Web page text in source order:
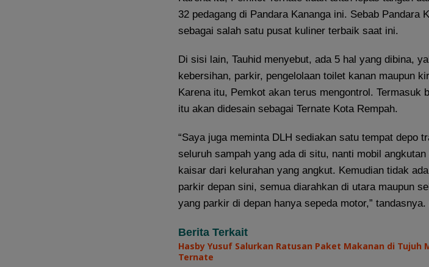
32 pedagang di Pandara Kananga ini. Sebab Pandara
sebagai salah satu pusat kuliner terbaik saat ini.
Di sisi lain, Tauhid menyebut, ada 5 hal yang dibina,
kebersihan, parkir, pengelolaan toilet kanan maupun
Karena itu, Pemkot akan terus mengontrol. Termasuk
itu akan didesain sebagai Ternate Kota Rempah.
“Saya juga meminta DLH sediakan satu tempat depo
seluruh sampah yang ada di situ, nanti mobil angkutan
kaisar dari kelurahan yang angkut. Kemudian tidak
parkir depan sini, semua diarahkan di utara maupun
yang parkir di depan hanya sepeda motor,” tandasnya.
Berita Terkait
Hasby Yusuf Salurkan Ratusan Paket Makanan di Tujuh
Ternate